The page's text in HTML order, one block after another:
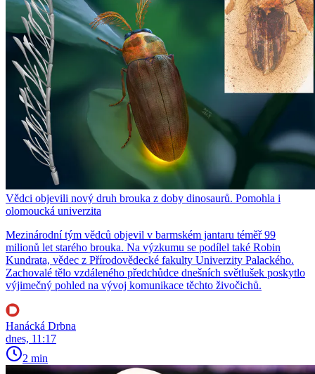
Vědci objevili nový druh brouka z doby dinosaurů. Pomohla i
olomoucká univerzita
Mezinárodní tým vědců objevil v barmském jantaru téměř 99
milionů let starého brouka. Na výzkumu se podílel také Robin
Kundrata, vědec z Přírodovědecké fakulty Univerzity Palackého.
Zachovalé tělo vzdáleného předchůdce dnešních světlušek poskytlo
výjimečný pohled na vývoj komunikace těchto živočichů.
Hanácká Drbna
dnes, 11:17
2 min